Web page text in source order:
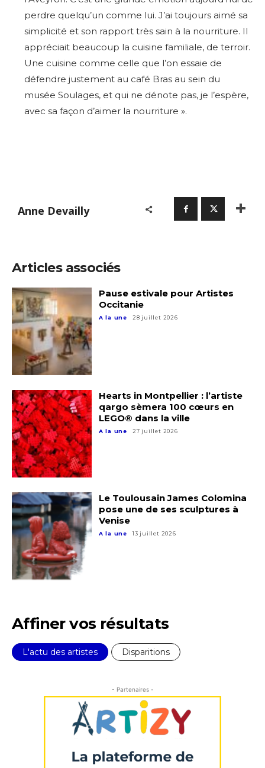
perdre quelqu’un comme lui. J’ai toujours aimé sa
simplicité et son rapport très sain à la nourriture. Il
appréciait beaucoup la cuisine familiale, de terroir.
Une cuisine comme celle que l’on essaie de
défendre justement au café Bras au sein du
musée Soulages, et qui ne dénote pas, je l’espère,
avec sa façon d’aimer la nourriture ».
Anne Devailly
Articles associés
Pause estivale pour Artistes
Occitanie
A la une 28 juillet 2026
Hearts in Montpellier : l’artiste
qargo sèmera 100 cœurs en
LEGO® dans la ville
A la une 27 juillet 2026
Le Toulousain James Colomina
pose une de ses sculptures à
Venise
A la une 13 juillet 2026
Affiner vos résultats
L'actu des artistes Disparitions
- Partenaires -